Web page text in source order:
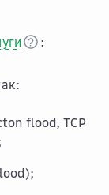
:
flood, TCP